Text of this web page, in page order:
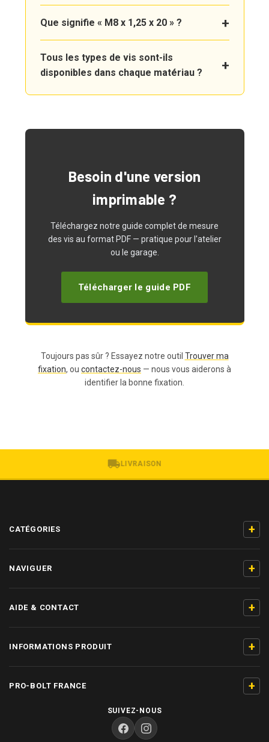
Que signifie « M8 x 1,25 x 20 » ?
Tous les types de vis sont-ils
disponibles dans chaque matériau ?
Besoin d'une version
imprimable ?
Téléchargez notre guide complet de mesure
des vis au format PDF — pratique pour l'atelier
ou le garage.
Télécharger le guide PDF
Toujours pas sûr ? Essayez notre outil Trouver ma
fixation, ou contactez-nous — nous vous aiderons à
identifier la bonne fixation.
LIVRAISON
CATÉGORIES +
NAVIGUER +
AIDE & CONTACT +
INFORMATIONS PRODUIT +
PRO-BOLT FRANCE +
SUIVEZ-NOUS